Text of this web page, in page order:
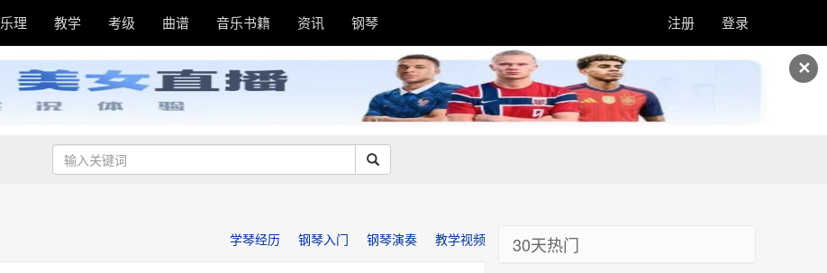
✕
乐理 教学 考级 曲谱 音乐书籍 资讯 钢琴 注册 登录
学琴经历 钢琴入门 钢琴演奏 教学视频 30天热门